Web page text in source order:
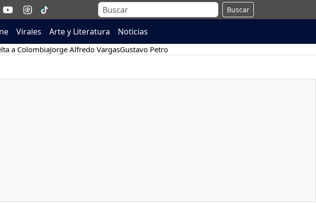
Buscar
Virales Arte y Literatura Noticias
a ColombiaJorge Alfredo VargasGustavo Petro